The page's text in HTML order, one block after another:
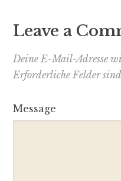
Leave a
Deine E-Mail-Adresse
Erforderliche Felder
Message